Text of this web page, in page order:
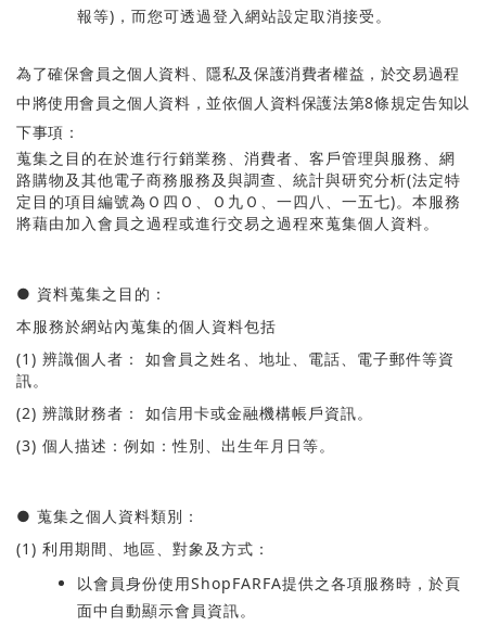
報等) ，而您可透過登入網站設定取消接受。
為了確保會員之個人資料、隱私及保護消費者權益，於交易過程
中將使用會員之個人資料，並依個人資料保護法第8條規定告知以
下事項：
蒐集之目的在於進行行銷業務、消費者、客戶管理與服務、網
路購物及其他電子商務服務及與調查、統計與研究分析(法定特
定目的項目編號為Ｏ四Ｏ、Ｏ九Ｏ、一四八、一五七)。本服務
將藉由加入會員之過程或進行交易之過程來蒐集個人資料。
● 資料蒐集之目的：
本服務於網站內蒐集的個人資料包括
(1) 辨識個人者： 如會員之姓名、地址、電話、電子郵件等資
訊。
(2) 辨識財務者： 如信用卡或金融機構帳戶資訊。
(3) 個人描述：例如：性別、出生年月日等。
● 蒐集之個人資料類別：
(1) 利用期間、地區、對象及方式：
以會員身份使用ShopFARFA提供之各項服務時，於頁
面中自動顯示會員資訊。